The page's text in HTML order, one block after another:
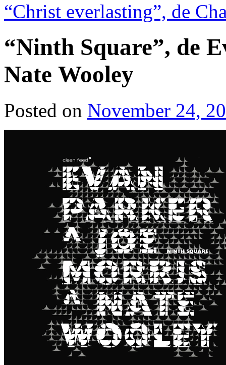
“Christ everlasting”, de
“Ninth Square”, de
Nate Wooley
Posted on November 24,